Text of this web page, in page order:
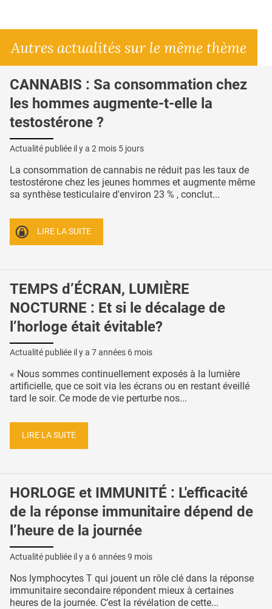
Autres actualités sur le même thème
CANNABIS : Sa consommation chez
les hommes augmente-t-elle la
testostérone ?
Actualité publiée il y a 2 mois 5 jours
La consommation de cannabis ne réduit pas les taux de
testostérone chez les jeunes hommes et augmente même
sa synthèse testiculaire d'environ 23 % , conclut...
LIRE LA SUITE
TEMPS d’ÉCRAN, LUMIÈRE
NOCTURNE : Et si le décalage de
l’horloge était évitable?
Actualité publiée il y a 7 années 6 mois
« Nous sommes continuellement exposés à la lumière
artificielle, que ce soit via les écrans ou en restant éveillé
tard le soir. Ce mode de vie perturbe nos...
LIRE LA SUITE
HORLOGE et IMMUNITÉ : L'efficacité
de la réponse immunitaire dépend de
l’heure de la journée
Actualité publiée il y a 6 années 9 mois
Nos lymphocytes T qui jouent un rôle clé dans la réponse
immunitaire secondaire répondent mieux à certaines
heures de la journée. C’est la révélation de cette...